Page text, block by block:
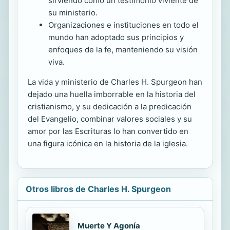
su ministerio.
Organizaciones e instituciones en todo el
mundo han adoptado sus principios y
enfoques de la fe, manteniendo su visión
viva.
La vida y ministerio de Charles H. Spurgeon han
dejado una huella imborrable en la historia del
cristianismo, y su dedicación a la predicación
del Evangelio, combinar valores sociales y su
amor por las Escrituras lo han convertido en
una figura icónica en la historia de la iglesia.
Otros libros de Charles H. Spurgeon
Muerte Y Agonía